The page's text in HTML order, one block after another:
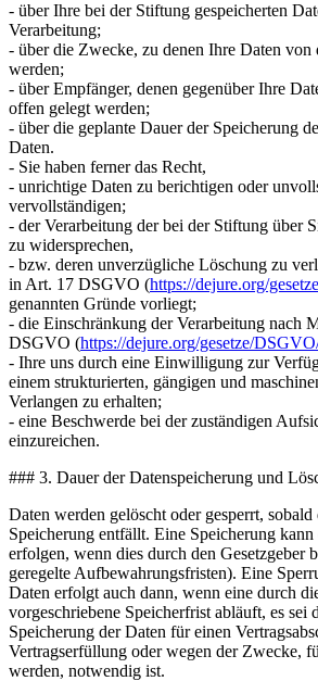
- über Ihre bei der Stiftung gespeicherten
Verarbeitung;
- über die Zwecke, zu denen Ihre Daten von
werden;
- über Empfänger, denen gegenüber Ihre
offen gelegt werden;
- über die geplante Dauer der Speicherung
Daten.
- Sie haben ferner das Recht,
- unrichtige Daten zu berichtigen oder
vervollständigen;
- der Verarbeitung der bei der Stiftung über
zu widersprechen,
- bzw. deren unverzügliche Löschung zu
in Art. 17 DSGVO (https://dejure.org/
genannten Gründe vorliegt;
- die Einschränkung der Verarbeitung nach
DSGVO (https://dejure.org/gesetze/
- Ihre uns durch eine Einwilligung zur
einem strukturierten, gängigen und
Verlangen zu erhalten;
- eine Beschwerde bei der zuständigen
einzureichen.
### 3. Dauer der Datenspeicherung und
Daten werden gelöscht oder gesperrt,
Speicherung entfällt. Eine Speicherung kann
erfolgen, wenn dies durch den Gesetzgeber
geregelte Aufbewahrungsfristen). Eine
Daten erfolgt auch dann, wenn eine durch
vorgeschriebene Speicherfrist abläuft, es sei
Speicherung der Daten für einen
Vertragserfüllung oder wegen der Zwecke,
werden, notwendig ist.